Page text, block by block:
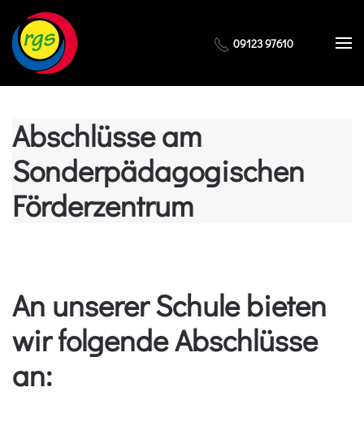
Zum Hauptinhalt springen 09123 97610
Abschlüsse am
Sonderpädagogischen
Förderzentrum
An unserer Schule bieten
wir folgende Abschlüsse
an: